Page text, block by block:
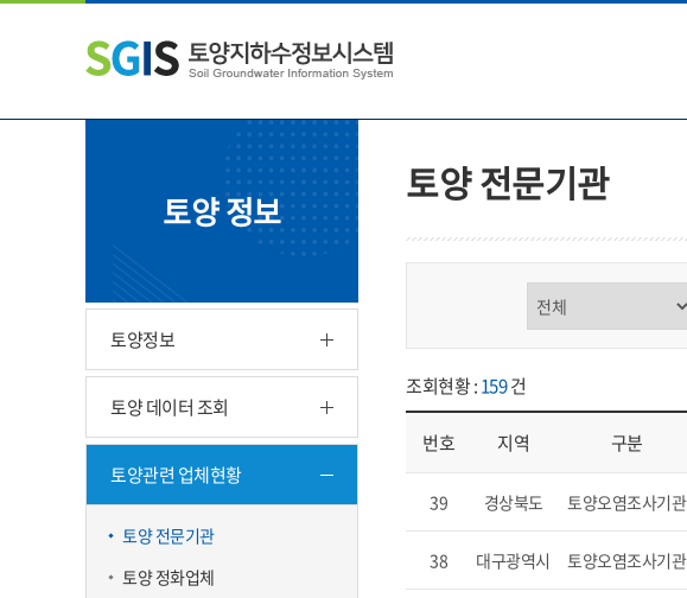
토양 정보
토양정보
토양 데이터 조회
토양관련 업체현황
토양 전문기관
토양 정화업체
토양 전문기관
조회현황 :159건
번호 지역 구분
39 경상북도 토양오염조사기관
38 대구광역시 토양오염조사기관